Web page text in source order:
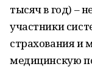
тысяч в год) –
участники
страхования и
медицинскую